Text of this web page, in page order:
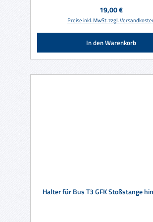
Regulärer Preis:
19,00 €
Preise inkl. MwSt. zzgl.
In den Warenkorb
Halter für Bus T3 GFK Stoßstange